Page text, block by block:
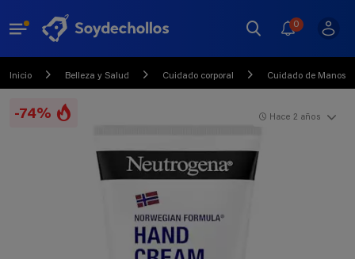
0
Inicio Belleza y Salud Cuidado corporal Cuidado de Manos y
-74% Hace 2 años